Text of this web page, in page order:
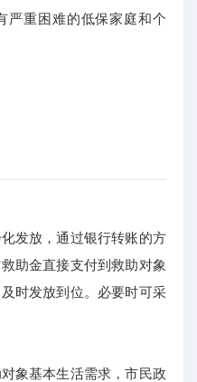
严重困难的低保家庭和个
发放，通过银行转账的方
助金直接支付到救助对象
时发放到位。必要时可采
象基本生活需求，市民政